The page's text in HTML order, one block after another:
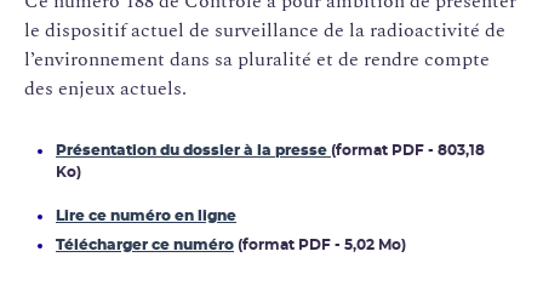
le dispositif actuel de surveillance de la radioactivité de
l’environnement dans sa pluralité et de rendre compte
des enjeux actuels.
Présentation du dossier à la presse (format PDF - 803,18
Ko)
Lire ce numéro en ligne
Télécharger ce numéro (format PDF - 5,02 Mo)